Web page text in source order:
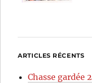
ARTICLES RÉCENTS
Chasse gardée 2